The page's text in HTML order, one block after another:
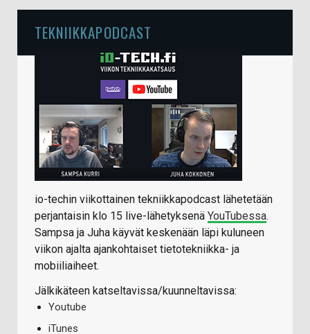
TEKNIIKKAPODCAST
io-techin viikottainen tekniikkapodcast lähetetään
perjantaisin klo 15 live-lähetyksenä YouTubessa.
Sampsa ja Juha käyvät keskenään läpi kuluneen
viikon ajalta ajankohtaiset tietotekniikka- ja
mobiiliaiheet.
Jälkikäteen katseltavissa/kuunneltavissa:
Youtube
iTunes